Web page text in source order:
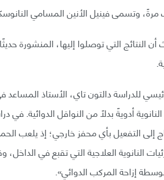
للدراسة دالتون تاي، الأستاذ
أدويةً بدلًا من النواقل الدوائية. في
النانوية العلاجية التي تقبع في
بوسطة إزاحة المركب الدوائي».